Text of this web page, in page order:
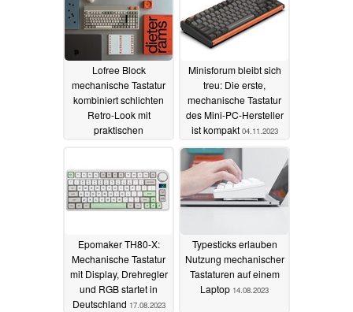
Lofree Block
mechanische Tastatur
kombiniert schlichten
Retro-Look mit
praktischen
Minisforum bleibt sich
treu: Die erste,
mechanische Tastatur
des Mini-PC-Hersteller
ist kompakt 04.11.2023
Epomaker TH80-X:
Mechanische Tastatur
mit Display, Drehregler
und RGB startet in
Deutschland 17.08.2023
Typesticks erlauben
Nutzung mechanischer
Tastaturen auf einem
Laptop 14.08.2023